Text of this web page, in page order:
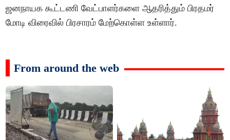
ஜனநாயக கூட்டணி வேட்பாளர்களை ஆதரித்தும் பிரதமர்
மோடி விரைவில் பிரசாரம் மேற்கொள்ள உள்ளார்.
From around the web